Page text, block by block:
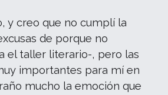
y creo que no cumplí la
de porque no
el taller literario-, pero las
importantes para mí en
mucho la emoción que